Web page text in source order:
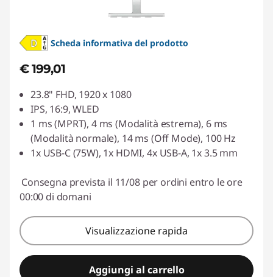
Scheda informativa del prodotto
€ 199,01
23.8" FHD, 1920 x 1080
IPS, 16:9, WLED
1 ms (MPRT), 4 ms (Modalità estrema), 6 ms
(Modalità normale), 14 ms (Off Mode), 100 Hz
1x USB-C (75W), 1x HDMI, 4x USB-A, 1x 3.5 mm
Consegna prevista il 11/08 per ordini entro le ore
00:00 di domani
Visualizzazione rapida
Aggiungi al carrello